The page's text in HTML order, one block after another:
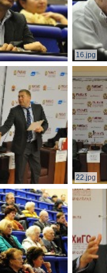
16.jpg
22.jpg